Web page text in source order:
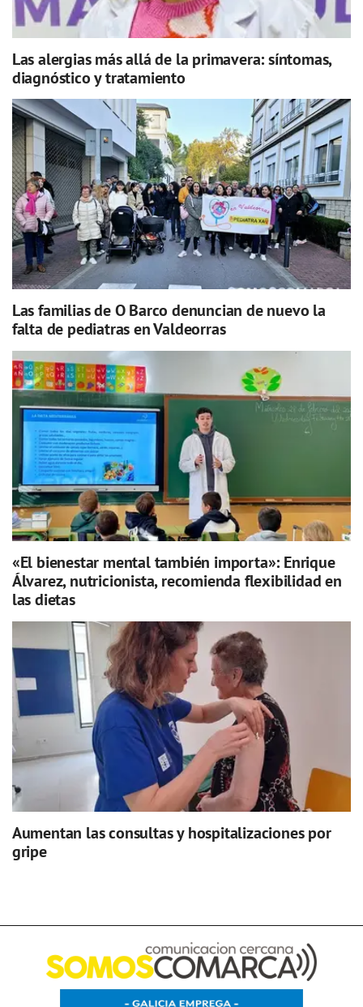
Las alergias más allá de la primavera: síntomas,
diagnóstico y tratamiento
Las familias de O Barco denuncian de nuevo la
falta de pediatras en Valdeorras
«El bienestar mental también importa»: Enrique
Álvarez, nutricionista, recomienda flexibilidad en
las dietas
Aumentan las consultas y hospitalizaciones por
gripe